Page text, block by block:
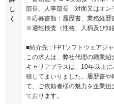
し
く
部長、人事部長 対面又はオン
※応募書類：履歴書、業務経歴
※適性検査（性格、人柄及び知
■紹介先：FPTソフトウェアジ
この求人は、弊社代理の職業紹
キャリアプラスは、10年以上
積してまいりました。履歴書
て、ご依頼者様の魅力を企業
ております。